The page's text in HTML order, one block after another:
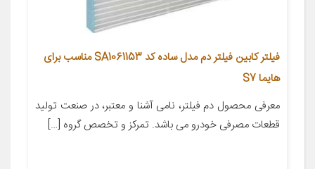
فیلتر کابین فیلتر دم مدل ساده کد SA1061153 مناسب برای
هایما S7
معرفی محصول دم فیلتر، نامی آشنا و معتبر، در صنعت تولید
قطعات مصرفی خودرو می باشد. تمرکز و تخصص گروه […]